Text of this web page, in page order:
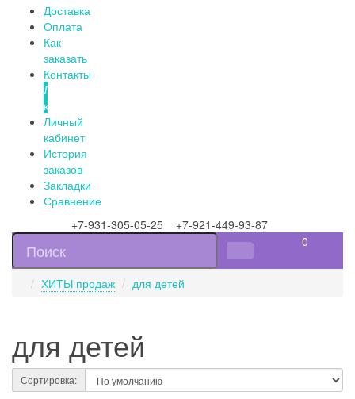
Доставка
Оплата
Как
заказать
Контакты
Личный
кабинет
Личный
кабинет
История
заказов
Закладки
Сравнение
+7-931-305-05-25 +7-921-449-93-87
0
ХИТЫ продаж для детей
для детей
Сортировка: